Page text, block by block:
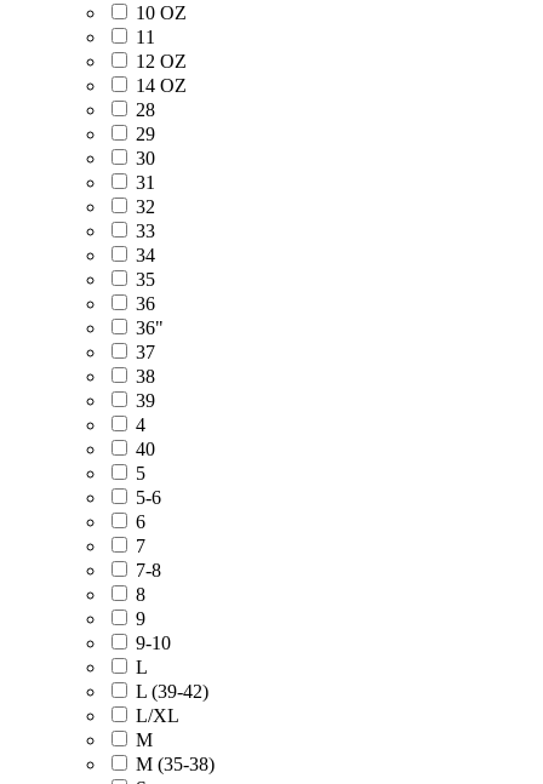
10 OZ
11
12 OZ
14 OZ
28
29
30
31
32
33
34
35
36
36"
37
38
39
4
40
5
5-6
6
7
7-8
8
9
9-10
L
L (39-42)
L/XL
M
M (35-38)